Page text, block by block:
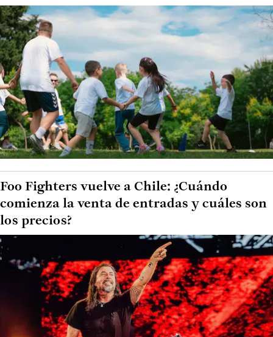
Foo Fighters vuelve a Chile: ¿Cuándo
comienza la venta de entradas y cuáles son
los precios?